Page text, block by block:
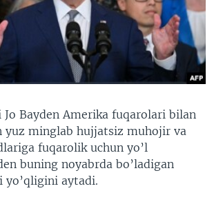
Jo Bayden Amerika fuqarolari bilan
yuz minglab hujjatsiz muhojir va
fuqarolik uchun yo’l
buning noyabrda bo’ladigan
yo’qligini aytadi.